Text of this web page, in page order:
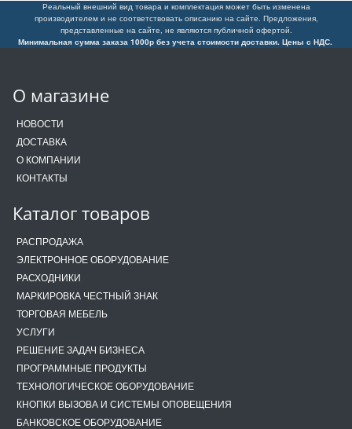
Реальный внешний вид товара и комплектация может быть изменена
производителем и не соответствовать описанию на сайте. Предложения,
представленные на сайте, не являются публичной офертой.
Минимальная сумма заказа 1000р без учета стоимости доставки. Цены с НДС.
О магазине
НОВОСТИ
ДОСТАВКА
О КОМПАНИИ
КОНТАКТЫ
Каталог товаров
РАСПРОДАЖА
ЭЛЕКТРОННОЕ ОБОРУДОВАНИЕ
РАСХОДНИКИ
МАРКИРОВКА ЧЕСТНЫЙ ЗНАК
ТОРГОВАЯ МЕБЕЛЬ
УСЛУГИ
РЕШЕНИЕ ЗАДАЧ БИЗНЕСА
ПРОГРАММНЫЕ ПРОДУКТЫ
ТЕХНОЛОГИЧЕСКОЕ ОБОРУДОВАНИЕ
КНОПКИ ВЫЗОВА И СИСТЕМЫ ОПОВЕЩЕНИЯ
БАНКОВСКОЕ ОБОРУДОВАНИЕ